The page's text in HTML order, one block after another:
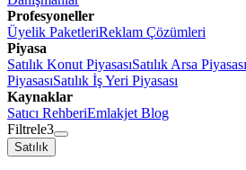
Profesyoneller
Üyelik PaketleriReklam Çözümleri
Piyasa
Satılık Konut PiyasasıSatılık Arsa Piyasası
PiyasasıSatılık İş Yeri Piyasası
Kaynaklar
Satıcı RehberiEmlakjet Blog
Filtrele3
Satılık